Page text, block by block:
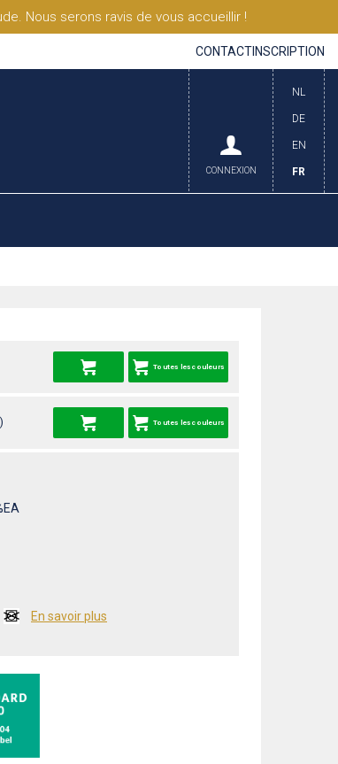
Nous serons ravis de vous accueillir !
CONTACT INSCRIPTION
NL
DE
EN
FR
CONNEXION
Toutes les couleurs
Toutes les couleurs
En savoir plus